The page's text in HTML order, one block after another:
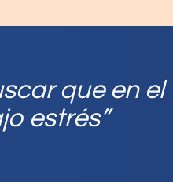
que en
estrés”